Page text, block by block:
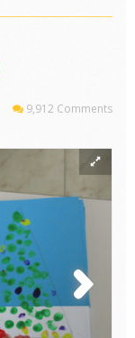
9,912 Comments